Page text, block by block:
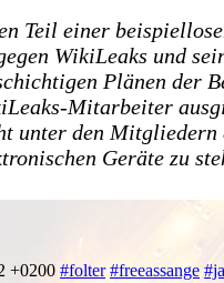
Teil einer
WikiLeaks und
Plänen der
Mitarbeiter
unter den Mitgliedern
Geräte zu
+0200 #folter #freeassange